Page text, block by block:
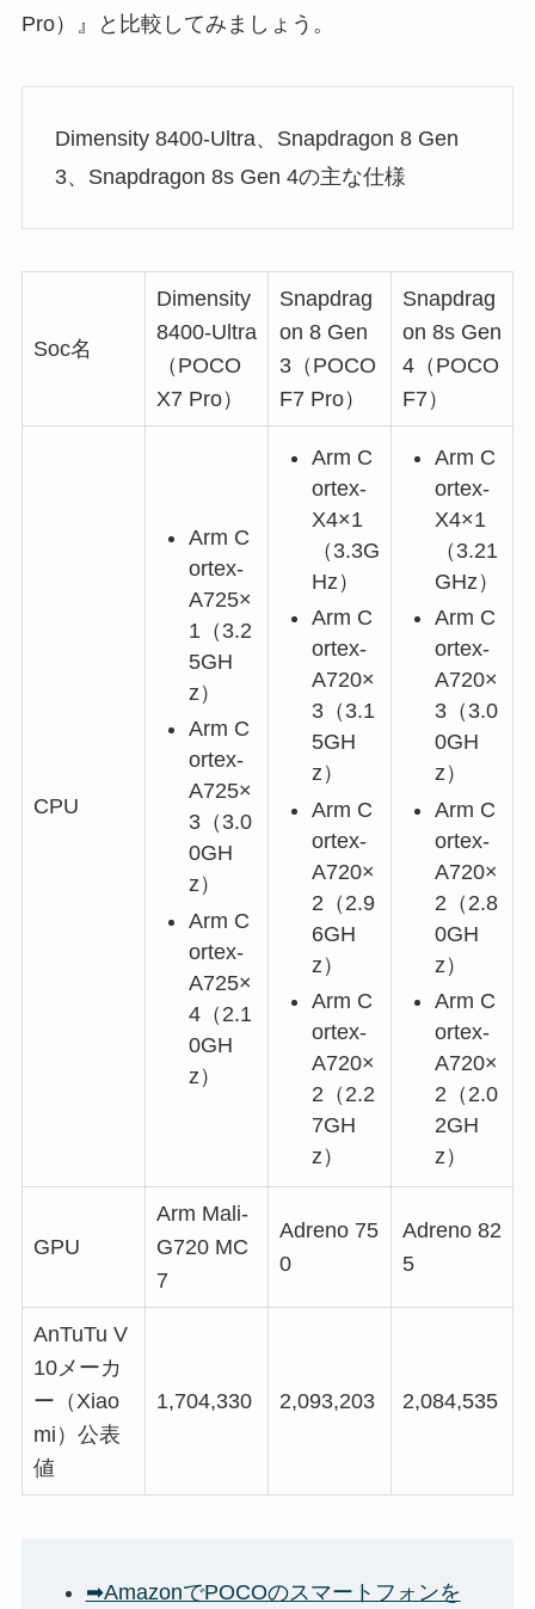
Pro）』と比較してみましょう。
Dimensity 8400-Ultra、Snapdragon 8 Gen
3、Snapdragon 8s Gen 4の主な仕様
Soc名
Dimensity
8400-Ultra
（POCO
X7 Pro）
Snapdrag
on 8 Gen
3（POCO
F7 Pro）
Snapdrag
on 8s Gen
4（POCO
F7）
CPU
Arm C
ortex-
A725×
1（3.2
5GH
z）
Arm C
ortex-
A725×
3（3.0
0GH
z ）
Arm C
ortex-
A725×
4（2.1
0GH
z）
Arm C
ortex-
X4×1
（3.3G
Hz）
Arm C
ortex-
A720×
3（3.1
5GH
z ）
Arm C
ortex-
A720×
2（2.9
6GH
z）
Arm C
ortex-
A720×
2（2.2
7GH
z）
Arm C
ortex-
X4×1
（3.21
GHz）
Arm C
ortex-
A720×
3（3.0
0GH
z ）
Arm C
ortex-
A720×
2（2.8
0GH
z）
Arm C
ortex-
A720×
2（2.0
2GH
z）
GPU
Arm Mali-
G720 MC
7
Adreno 75
0
Adreno 82
5
AnTuTu V
10メーカ
ー（Xiao
mi）公表
値
1,704,330 2,093,203 2,084,535
➡AmazonでPOCOのスマートフォンを